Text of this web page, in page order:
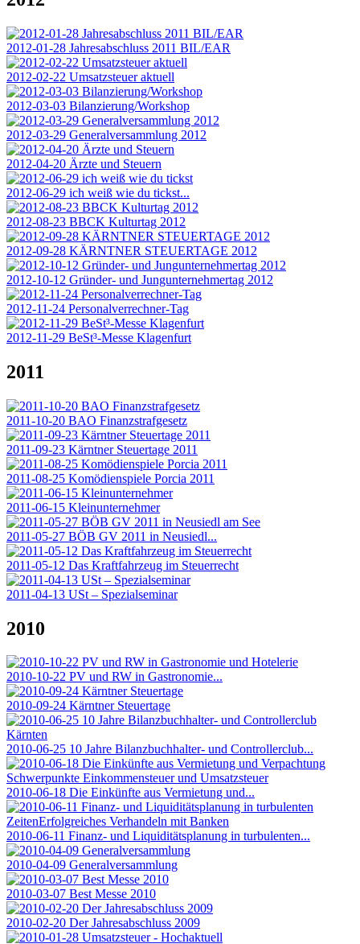
2012-01-28 Jahresabschluss 2011 BIL/EAR
2012-02-22 Umsatzsteuer aktuell
2012-03-03 Bilanzierung/Workshop
2012-03-29 Generalversammlung 2012
2012-04-20 Ärzte und Steuern
2012-06-29 ich weiß wie du tickst...
2012-08-23 BBCK Kulturtag 2012
2012-09-28 KÄRNTNER STEUERTAGE 2012
2012-10-12 Gründer- und Jungunternehmertag 2012
2012-11-24 Personalverrechner-Tag
2012-11-29 BeSt³-Messe Klagenfurt
2011
2011-10-20 BAO Finanzstrafgesetz
2011-09-23 Kärntner Steuertage 2011
2011-08-25 Komödienspiele Porcia 2011
2011-06-15 Kleinunternehmer
2011-05-27 BÖB GV 2011 in Neusiedl...
2011-05-12 Das Kraftfahrzeug im Steuerrecht
2011-04-13 USt – Spezialseminar
2010
2010-10-22 PV und RW in Gastronomie...
2010-09-24 Kärntner Steuertage
2010-06-25 10 Jahre Bilanzbuchhalter- und Controllerclub...
2010-06-18 Die Einkünfte aus Vermietung und...
2010-06-11 Finanz- und Liquiditätsplanung in turbulenten...
2010-04-09 Generalversammlung
2010-03-07 Best Messe 2010
2010-02-20 Der Jahresabschluss 2009